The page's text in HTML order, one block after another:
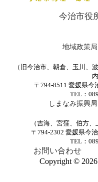
今治市役
地域政策
（旧今治市、朝倉、玉川、
〒794-8511 愛媛県今
TEL：
しまなみ振興
（吉海、宮窪、伯方
〒794-2302 愛媛県今
TEL：
お問い合わせ
Copyright ©